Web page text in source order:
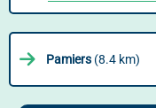
Pamiers (8.4 km)